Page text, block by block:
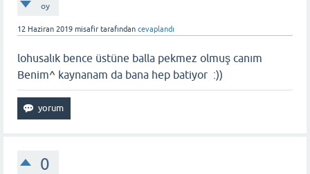
oy
12 Haziran 2019 misafir tarafından cevaplandı
lohusalık bence üstüne balla pekmez olmuş canım
Benim^ kaynanam da bana hep batiyor :))
0